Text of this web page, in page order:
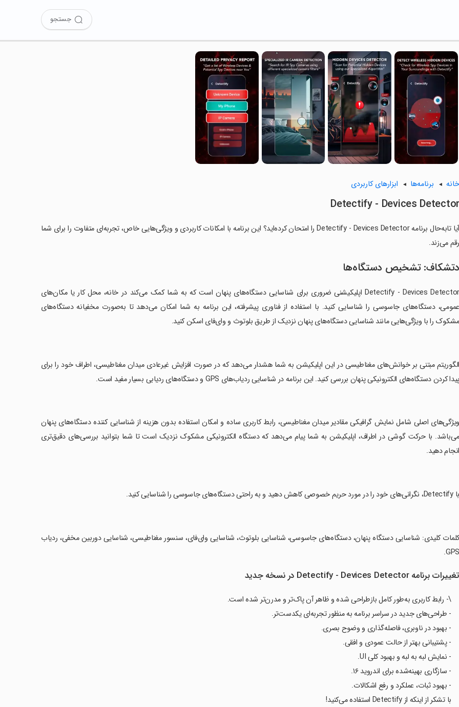
جستجو
خانه برنامه‌ها ابزارهای کاربردی
Detectify - Devices Detector
آیا تابه‌حال برنامه Detectify - Devices Detector را امتحان کرده‌اید؟ این برنامه با امکانات کاربردی و ویژگی‌هایی خاص، تجربه‌ای متفاوت را برای شما
رقم می‌زند.
دتشکاف: تشخیص دستگاه‌ها
Detectify - Devices Detector اپلیکیشنی ضروری برای شناسایی دستگاه‌های پنهان است که به شما کمک می‌کند در خانه، محل کار یا مکان‌های
عمومی، دستگاه‌های جاسوسی را شناسایی کنید. با استفاده از فناوری پیشرفته، این برنامه به شما امکان می‌دهد تا به‌صورت مخفیانه دستگاه‌های
مشکوک را با ویژگی‌هایی مانند شناسایی دستگاه‌های پنهان نزدیک از طریق بلوتوث و وای‌فای اسکن کنید.
‏الگوریتم مبتنی بر خوانش‌های مغناطیسی در این اپلیکیشن به شما هشدار می‌دهد که در صورت افزایش غیرعادی میدان مغناطیسی، اطراف خود را برای
پیدا کردن دستگاه‌های الکترونیکی پنهان بررسی کنید. این برنامه در شناسایی ردیاب‌های GPS و دستگاه‌های ردیابی بسیار مفید است.
‏ویژگی‌های اصلی شامل نمایش گرافیکی مقادیر میدان مغناطیسی، رابط کاربری ساده و امکان استفاده بدون هزینه از شناسایی کننده دستگاه‌های پنهان
می‌باشد. با حرکت گوشی در اطراف، اپلیکیشن به شما پیام می‌دهد که دستگاه الکترونیکی مشکوک نزدیک است تا شما بتوانید بررسی‌های دقیق‌تری
انجام دهید.
‏با Detectify، نگرانی‌های خود را در مورد حریم خصوصی کاهش دهید و به راحتی دستگاه‌های جاسوسی را شناسایی کنید.
‏کلمات کلیدی: شناسایی دستگاه پنهان، دستگاه‌های جاسوسی، شناسایی بلوتوث، شناسایی وای‌فای، سنسور مغناطیسی، شناسایی دوربین مخفی، ردیاب
GPS.
تغییرات برنامه Detectify - Devices Detector در نسخه جدید
\- رابط کاربری به‌طور کامل بازطراحی شده و ظاهر آن پاک‌تر و مدرن‌تر شده است.
- طراحی‌های جدید در سراسر برنامه به منظور تجربه‌ای یکدست‌تر.
- بهبود در ناوبری، فاصله‌گذاری و وضوح بصری.
- پشتیبانی بهتر از حالت عمودی و افقی.
- نمایش لبه به لبه و بهبود کلی UI.
- سازگاری بهینه‌شده برای اندروید ۱۶.
- بهبود ثبات، عملکرد و رفع اشکالات.
با تشکر از اینکه از Detectify استفاده می‌کنید!